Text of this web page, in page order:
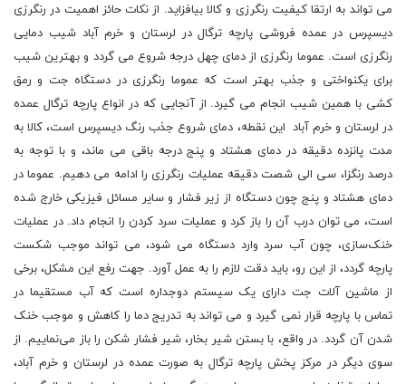
می تواند به ارتقا کیفیت رنگرزی و کالا بیافزاید. از نکات حائز اهمیت در رنگرزی
دیسپرس در عمده فروشی پارچه ترگال در لرستان و خرم آباد شیب دمایی
رنگرزی است. عموما رنگرزی از دمای چهل درجه شروع می ‌گردد و بهترین شیب
برای یکنواختی و جذب بهتر است که عموما رنگرزی در دستگاه جت و رمق
کشی با همین شیب انجام می‌ گیرد. از آنجایی که در انواع پارچه ترگال عمده
در لرستان و خرم آباد این نقطه، دمای شروع جذب رنگ دیسپرس است، کالا به
مدت پانزده دقیقه در دمای هشتاد و پنج درجه باقی می ‌ماند، و با توجه به
درصد رنگزا، سی الی شصت دقیقه عملیات رنگرزی را ادامه می ‌دهیم. عموما در
دمای هشتاد و پنج چون دستگاه از زیر فشار و سایر مسائل فیزیکی خارج شده
است، می توان درب آن را باز کرد و عملیات سرد کردن را انجام داد. در عملیات
خنک‌سازی، چون آب سرد وارد دستگاه می شود، می تواند موجب شکست
پارچه گردد، از این رو، باید دقت لازم را به عمل آورد. جهت رفع این مشکل، برخی
از ماشین آلات جت دارای یک سیستم دوجداره است که آب مستقیما در
تماس با پارچه قرار نمی ‌گیرد و می تواند به تدریج دما را کاهش و موجب خنک
شدن آن گردد. در واقع، با بستن شیر بخار، شیر فشار شکن را باز می‌نماییم. از
سوی دیگر در مرکز پخش پارچه ترگال به صورت عمده در لرستان و خرم آباد،